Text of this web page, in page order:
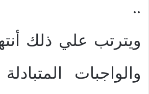
..
ويترتب علي ذلك
والواجبات